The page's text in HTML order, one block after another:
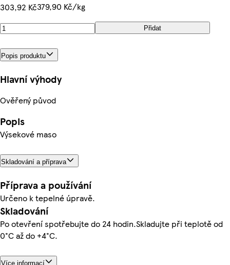
303,92 Kč379,90 Kč/kg
Přidat
Popis produktu
Hlavní výhody
Ověřený původ
Popis
Výsekové maso
Skladování a příprava
Příprava a používání
Určeno k tepelné úpravě.
Skladování
Po otevření spotřebujte do 24 hodin.Skladujte při teplotě od
0°C až do +4°C.
Více informací